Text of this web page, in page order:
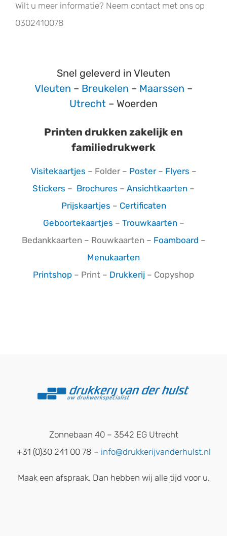
Wilt u meer informatie? Neem contact met ons op
0302410078
Snel geleverd in Vleuten
Vleuten – Breukelen – Maarssen –
Utrecht – Woerden
Printen drukken zakelijk en
familiedrukwerk
Visitekaartjes – Folder – Poster– Flyers –
Stickers – Brochures – Ansichtkaarten –
Prijskaartjes – Certificaten
Geboortekaartjes – Trouwkaarten–
Bedankkaarten – Rouwkaarten – Foamboard –
Menukaarten
Printshop – Print – Drukkerij – Copyshop
Zonnebaan 40 – 3542 EG Utrecht
+31 (0)30 241 00 78 – info@drukkerijvanderhulst.nl
Maak een afspraak. Dan hebben wij alle tijd voor u.